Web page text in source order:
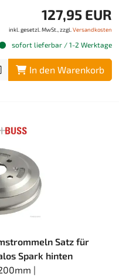
127,95 EUR
inkl. gesetzl. MwSt., zzgl. Versandkosten
sofort lieferbar / 1-2 Werktage
In den Warenkorb
Satz für
Spark hinten
|